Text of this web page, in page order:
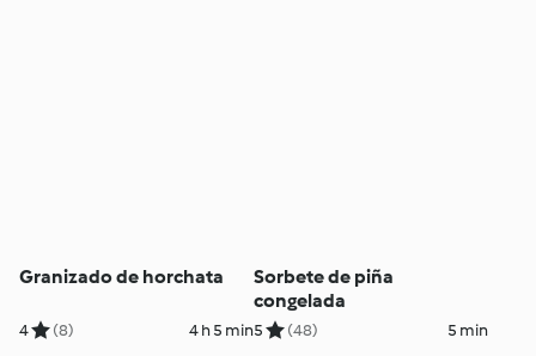
Granizado de horchata
4 (8) 4 h 5 min
Sorbete de piña
congelada
5 (48) 5 min